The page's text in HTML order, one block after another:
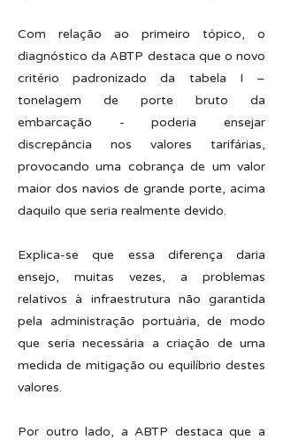
Com relação ao primeiro tópico, o
diagnóstico da ABTP destaca que o novo
critério padronizado da tabela I –
tonelagem de porte bruto da
embarcação - poderia ensejar
discrepância nos valores tarifárias,
provocando uma cobrança de um valor
maior dos navios de grande porte, acima
daquilo que seria realmente devido.
Explica-se que essa diferença daria
ensejo, muitas vezes, a problemas
relativos à infraestrutura não garantida
pela administração portuária, de modo
que seria necessária a criação de uma
medida de mitigação ou equilíbrio destes
valores.
Por outro lado, a ABTP destaca que a